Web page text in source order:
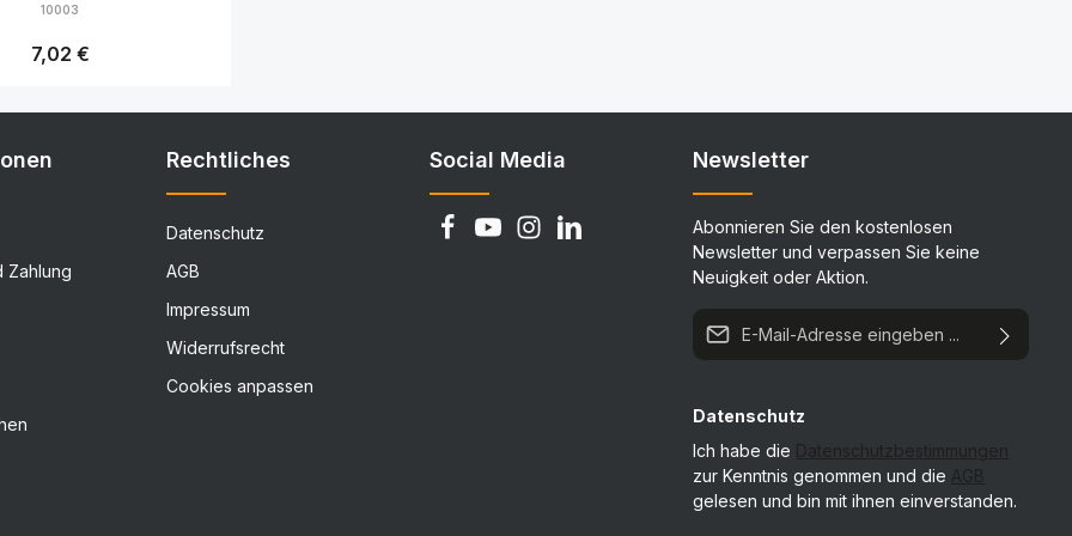
10003
Regulärer Preis:
7,02 €
Zahlung
Rechtliches
Datenschutz
AGB
Impressum
Widerrufsrecht
Cookies anpassen
Social Media Newsletter
Abonnieren Sie den kostenlosen
Newsletter und verpassen Sie keine
Neuigkeit oder Aktion.
E-Mail-Adresse*
Datenschutz
Ich habe die Datenschutzbestimmungen
zur Kenntnis genommen und die AGB
gelesen und bin mit ihnen einverstanden.